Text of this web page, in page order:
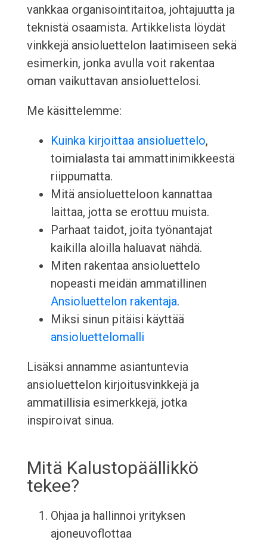
vankkaa organisointitaitoa, johtajuutta ja
teknistä osaamista. Artikkelista löydät
vinkkejä ansioluettelon laatimiseen sekä
esimerkin, jonka avulla voit rakentaa
oman vaikuttavan ansioluettelosi.
Me käsittelemme:
Kuinka kirjoittaa ansioluettelo,
toimialasta tai ammattinimikkeestä
riippumatta.
Mitä ansioluetteloon kannattaa
laittaa, jotta se erottuu muista.
Parhaat taidot, joita työnantajat
kaikilla aloilla haluavat nähdä.
Miten rakentaa ansioluettelo
nopeasti meidän ammatillinen
Ansioluettelon rakentaja.
Miksi sinun pitäisi käyttää
ansioluettelomalli
Lisäksi annamme asiantuntevia
ansioluettelon kirjoitusvinkkejä ja
ammatillisia esimerkkejä, jotka
inspiroivat sinua.
Mitä Kalustopäällikkö
tekee?
Ohjaa ja hallinnoi yrityksen
ajoneuvoflottaa